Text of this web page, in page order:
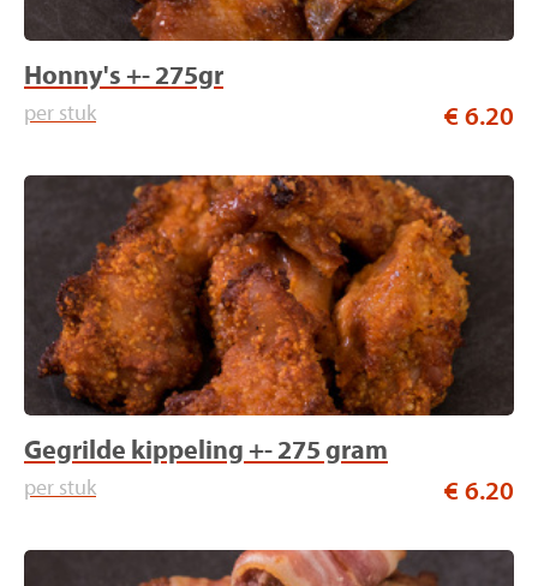
Honny's +- 275gr
per stuk € 6.20
Gegrilde kippeling +- 275 gram
per stuk € 6.20